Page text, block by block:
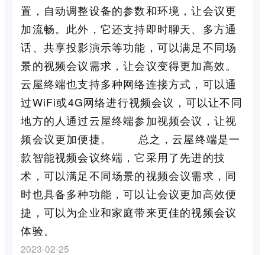
置，自动调整设备的参数和环境，让会议更
加流畅。此外，它还支持即时聊天、多方通
话、共享投影演示等功能，可以满足不同场
景的视频会议需求，让会议变得更加高效。
云屋终端也支持多种网络连接方式，可以通
过WiFi或4G网络进行视频会议，可以让不同
地方的人通过云屋终端参加视频会议，让视
频会议更加便捷。 总之，云屋终端是一
款智能视频会议终端，它采用了先进的技
术，可以满足不同场景的视频会议需求，同
时也具备多种功能，可以让会议更加高效便
捷，可以为企业和家庭带来更佳的视频会议
体验。
2023-02-25